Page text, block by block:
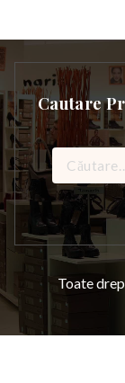
Cautare
Caută
după:
Toate